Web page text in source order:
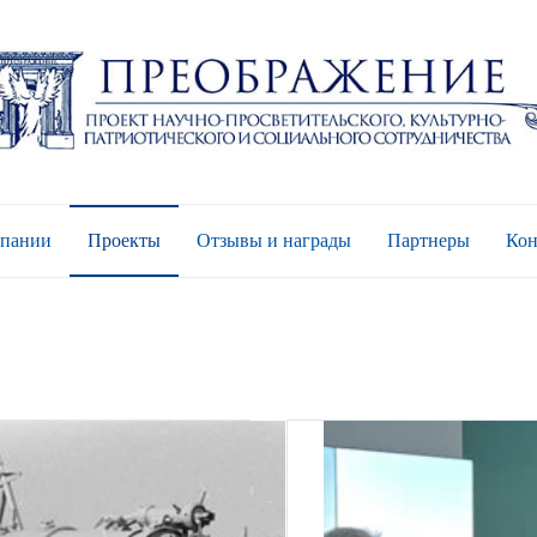
Проекты Отзывы и награды Партнеры